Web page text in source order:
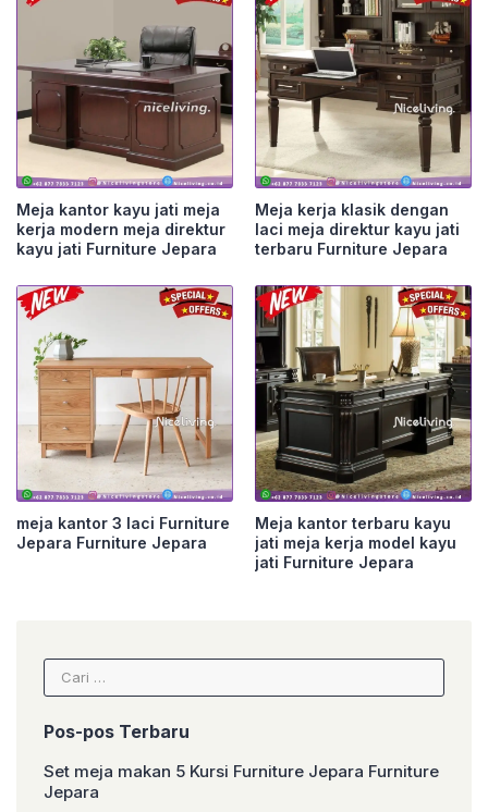
Meja kantor kayu jati meja
kerja modern meja direktur
kayu jati Furniture Jepara
Meja kerja klasik dengan
laci meja direktur kayu jati
terbaru Furniture Jepara
meja kantor 3 laci Furniture
Jepara Furniture Jepara
Meja kantor terbaru kayu
jati meja kerja model kayu
jati Furniture Jepara
Cari
untuk:
Pos-pos Terbaru
Set meja makan 5 Kursi Furniture Jepara Furniture
Jepara